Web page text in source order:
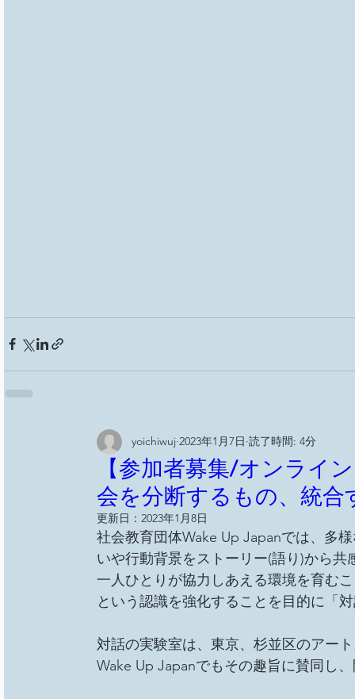
【参加者募集/オンライ
会を分断するもの、統合
yoichiwuj 2023年1月7日 読了時間: 4分
更新日： 2023年1月8日
社会教育団体Wake Up Japanでは、多
いや行動背景をストーリー(語り)から
一人ひとりが協力しあえる環境を育む
という認識を強化することを目的に「
対話の実験室は、東京、杉並区のアー
Wake Up Japanでもその趣旨に賛同し